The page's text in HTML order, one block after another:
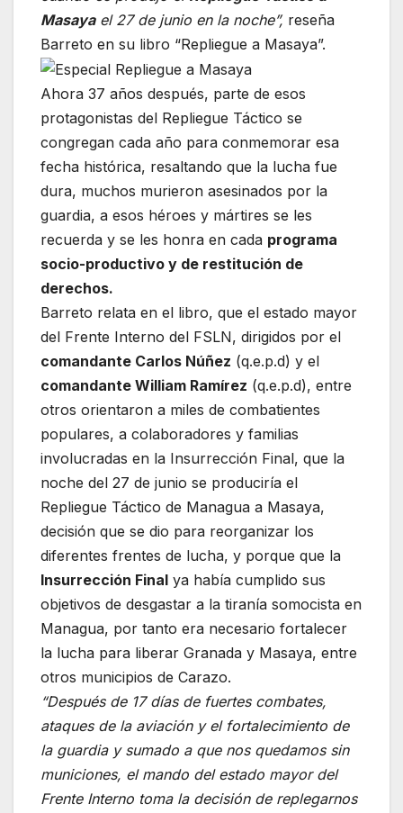
Masayael 27 de junio en la noche”, reseña
Barreto en su libro “Repliegue a Masaya”.
Ahora 37 años después, parte de esos
protagonistas del Repliegue Táctico se
congregan cada año para conmemorar esa
fecha histórica, resaltando que la lucha fue
dura, muchos murieron asesinados por la
guardia, a esos héroes y mártires se les
recuerda y se les honra en cada programa
socio-productivo y de restitución de
derechos.
Barreto relata en el libro, que el estado mayor
del Frente Interno del FSLN, dirigidos por el
comandante Carlos Núñez (q.e.p.d) y el
comandante William Ramírez (q.e.p.d), entre
otros orientaron a miles de combatientes
populares, a colaboradores y familias
involucradas en la Insurrección Final, que la
noche del 27 de junio se produciría el
Repliegue Táctico de Managua a Masaya,
decisión que se dio para reorganizar los
diferentes frentes de lucha, y porque que la
Insurrección Final ya había cumplido sus
objetivos de desgastar a la tiranía somocista en
Managua, por tanto era necesario fortalecer
la lucha para liberar Granada y Masaya, entre
otros municipios de Carazo.
“Después de 17 días de fuertes combates,
ataques de la aviación y el fortalecimiento de
la guardia y sumado a que nos quedamos sin
municiones, el mando del estado mayor del
Frente Interno toma la decisión de replegarnos